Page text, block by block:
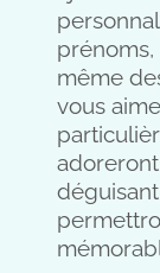
même
vous